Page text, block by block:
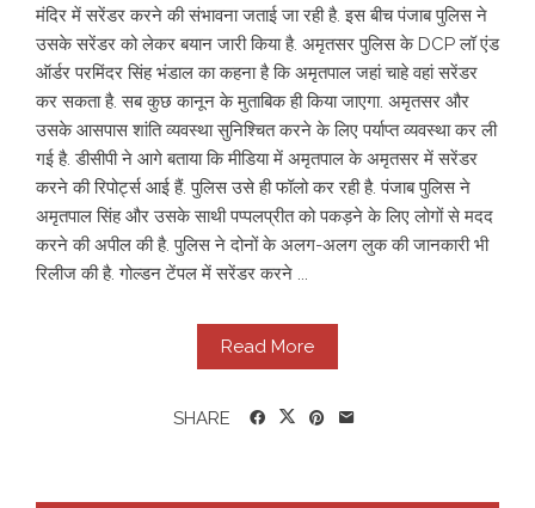
मंदिर में सरेंडर करने की संभावना जताई जा रही है. इस बीच पंजाब पुलिस ने
उसके सरेंडर को लेकर बयान जारी किया है. अमृतसर पुलिस के DCP लॉ एंड
ऑर्डर परमिंदर सिंह भंडाल का कहना है कि अमृतपाल जहां चाहे वहां सरेंडर
कर सकता है. सब कुछ कानून के मुताबिक ही किया जाएगा. अमृतसर और
उसके आसपास शांति व्यवस्था सुनिश्चित करने के लिए पर्याप्त व्यवस्था कर ली
गई है. डीसीपी ने आगे बताया कि मीडिया में अमृतपाल के अमृतसर में सरेंडर
करने की रिपोर्ट्स आई हैं. पुलिस उसे ही फॉलो कर रही है. पंजाब पुलिस ने
अमृतपाल सिंह और उसके साथी पप्पलप्रीत को पकड़ने के लिए लोगों से मदद
करने की अपील की है. पुलिस ने दोनों के अलग-अलग लुक की जानकारी भी
रिलीज की है. गोल्डन टेंपल में सरेंडर करने ...
Read More
SHARE